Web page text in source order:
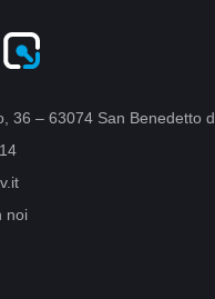
36 – 63074 San Benedetto
noi